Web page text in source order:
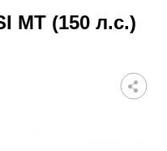
MT (150 л.с.)